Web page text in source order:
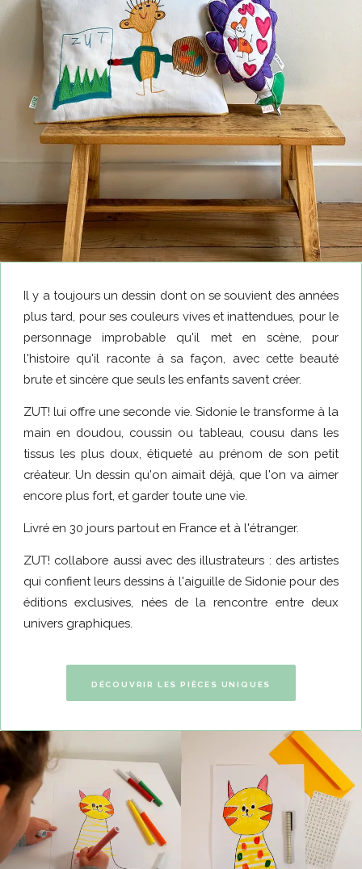
Il y a toujours un dessin dont on se souvient des années
plus tard, pour ses couleurs vives et inattendues, pour le
personnage improbable qu'il met en scène, pour
l'histoire qu'il raconte à sa façon, avec cette beauté
brute et sincère que seuls les enfants savent créer.
ZUT! lui offre une seconde vie. Sidonie le transforme à la
main en doudou, coussin ou tableau, cousu dans les
tissus les plus doux, étiqueté au prénom de son petit
créateur. Un dessin qu'on aimait déjà, que l'on va aimer
encore plus fort, et garder toute une vie.
Livré en 30 jours partout en France et à l'étranger.
ZUT! collabore aussi avec des illustrateurs : des artistes
qui confient leurs dessins à l'aiguille de Sidonie pour des
éditions exclusives, nées de la rencontre entre deux
univers graphiques.
DÉCOUVRIR LES PIÈCES UNIQUES